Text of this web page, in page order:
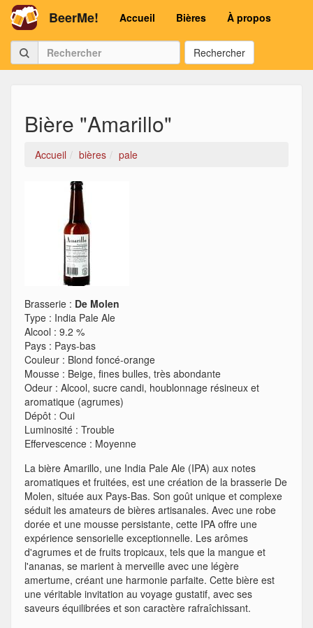
BeerMe! Accueil Bières À propos
Rechercher
Bière "Amarillo"
Accueil bières pale
Brasserie : De Molen
Type : India Pale Ale
Alcool : 9.2 %
Pays : Pays-bas
Couleur : Blond foncé-orange
Mousse : Beige, fines bulles, très abondante
Odeur : Alcool, sucre candi, houblonnage résineux et
aromatique (agrumes)
Dépôt : Oui
Luminosité : Trouble
Effervescence : Moyenne
La bière Amarillo, une India Pale Ale (IPA) aux notes
aromatiques et fruitées, est une création de la brasserie De
Molen, située aux Pays-Bas. Son goût unique et complexe
séduit les amateurs de bières artisanales. Avec une robe
dorée et une mousse persistante, cette IPA offre une
expérience sensorielle exceptionnelle. Les arômes
d'agrumes et de fruits tropicaux, tels que la mangue et
l'ananas, se marient à merveille avec une légère
amertume, créant une harmonie parfaite. Cette bière est
une véritable invitation au voyage gustatif, avec ses
saveurs équilibrées et son caractère rafraîchissant.